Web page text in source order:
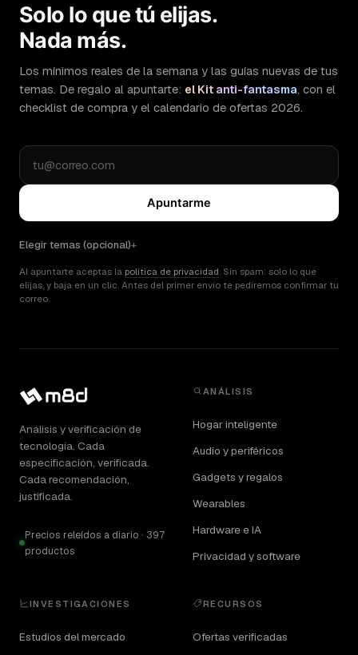
Solo lo que tú elijas.
Nada más.
Los mínimos reales de la semana y las guías nuevas de tus
temas. De regalo al apuntarte: el Kit anti-fantasma, con el
checklist de compra y el calendario de ofertas 2026.
Apuntarme
Elegir temas (opcional)
Al apuntarte aceptas la política de privacidad . Sin spam: solo lo que
elijas, y baja en un clic. Antes del primer envío te pediremos confirmar tu
correo.
Análisis y verificación de
tecnología. Cada
especificación, verificada.
Cada recomendación,
justificada.
Precios releídos a diario · 397
productos
ANÁLISIS
Hogar inteligente
Audio y periféricos
Gadgets y regalos
Wearables
Hardware e IA
Privacidad y software
INVESTIGACIONES
Estudios del mercado
RECURSOS
Ofertas verificadas